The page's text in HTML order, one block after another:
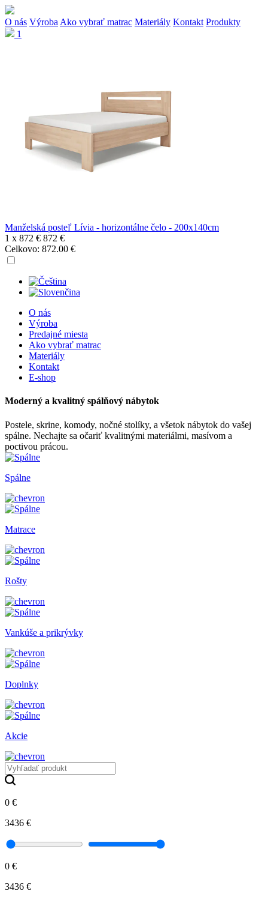
O nás Výroba Ako vybrať matrac Materiály Kontakt Produkty
1
Manželská posteľ Lívia - horizontálne čelo - 200x140cm
1 x 872 € 872 €
Celkovo: 872.00 €
O nás
Výroba
Predajné miesta
Ako vybrať matrac
Materiály
Kontakt
E-shop
Moderný a kvalitný spálňový nábytok
Postele, skrine, komody, nočné stolíky, a všetok nábytok do vašej
spálne. Nechajte sa očariť kvalitnými materiálmi, masívom a
poctivou prácou.
Spálne
Matrace
Rošty
Vankúše a prikrývky
Doplnky
Akcie
0 €
3436 €
0 €
3436 €